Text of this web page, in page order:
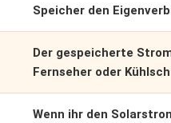
Speicher den
Der gespeicherte
Fernseher oder
Wenn ihr den